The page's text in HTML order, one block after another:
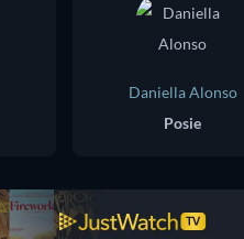
Daniella Alonso
Posie